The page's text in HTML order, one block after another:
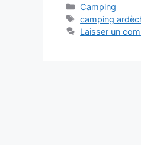
Catégories
Camping
Étiquettes
camping
Laisser un